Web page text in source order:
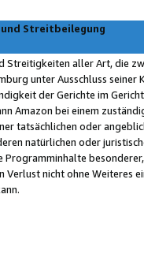
Streitbeilegung
Streitigkeiten aller Art, die
unter Ausschluss
der Gerichte im
Amazon bei einem
tatsächlichen oder
natürlichen oder
Programminhalte
Verlust nicht ohne Weiteres